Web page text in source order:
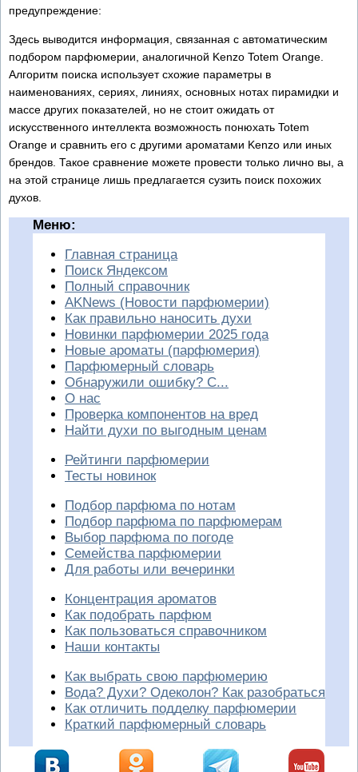
предупреждение:
Здесь выводится информация, связанная с автоматическим
подбором парфюмерии, аналогичной Kenzo Totem Orange.
Алгоритм поиска использует схожие параметры в
наименованиях, сериях, линиях, основных нотах пирамидки и
массе других показателей, но не стоит ожидать от
искусственного интеллекта возможность понюхать Totem
Orange и сравнить его с другими ароматами Kenzo или иных
брендов. Такое сравнение можете провести только лично вы, а
на этой странице лишь предлагается сузить поиск похожих
духов.
Меню:
Главная страница
Поиск Яндексом
Полный справочник
AKNews (Новости парфюмерии)
Как правильно наносить духи
Новинки парфюмерии 2025 года
Новые ароматы (парфюмерия)
Парфюмерный словарь
Обнаружили ошибку? С...
О нас
Проверка компонентов на вред
Найти духи по выгодным ценам
Рейтинги парфюмерии
Тесты новинок
Подбор парфюма по нотам
Подбор парфюма по парфюмерам
Выбор парфюма по погоде
Семейства парфюмерии
Для работы или вечеринки
Концентрация ароматов
Как подобрать парфюм
Как пользоваться справочником
Наши контакты
Как выбрать свою парфюмерию
Вода? Духи? Одеколон? Как разобраться
Как отличить подделку парфюмерии
Краткий парфюмерный словарь